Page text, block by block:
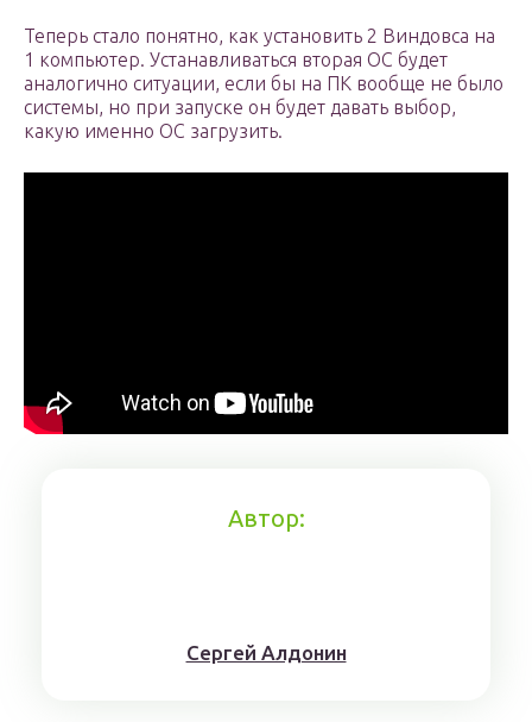
Теперь стало понятно, как установить 2 Виндовса на
1 компьютер. Устанавливаться вторая ОС будет
аналогично ситуации, если бы на ПК вообще не было
системы, но при запуске он будет давать выбор,
какую именно ОС загрузить.
Автор:
Сергей Алдонин